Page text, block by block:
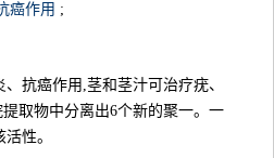
癌作用 ;
抗癌作用,茎和茎汁可治疗疣、
取物中分离出6个新的聚一。一
性。